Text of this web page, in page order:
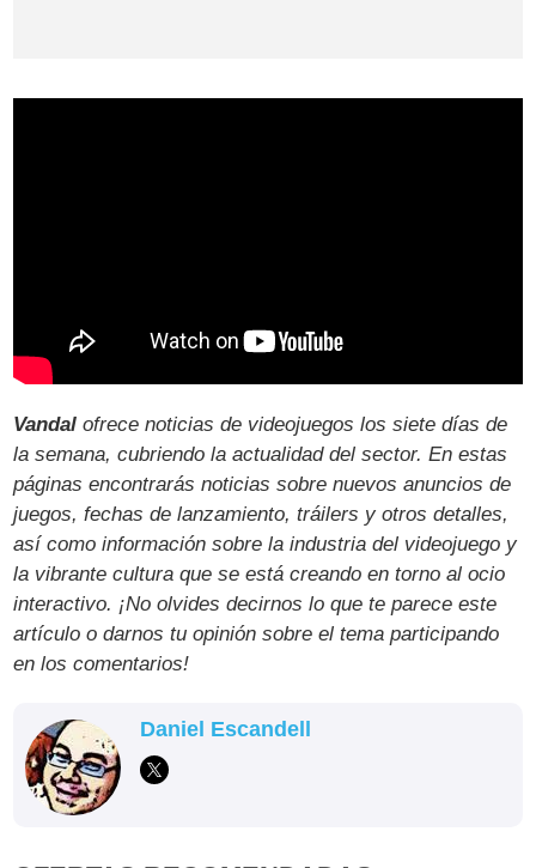
Vandal ofrece noticias de videojuegos los siete días de
la semana, cubriendo la actualidad del sector. En estas
páginas encontrarás noticias sobre nuevos anuncios de
juegos, fechas de lanzamiento, tráilers y otros detalles,
así como información sobre la industria del videojuego y
la vibrante cultura que se está creando en torno al ocio
interactivo. ¡No olvides decirnos lo que te parece este
artículo o darnos tu opinión sobre el tema participando
en los comentarios!
Daniel Escandell